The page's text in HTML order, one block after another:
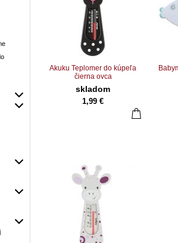
Akuku Teplomer do kúpeľa
čierna ovca
skladom
1,99 €